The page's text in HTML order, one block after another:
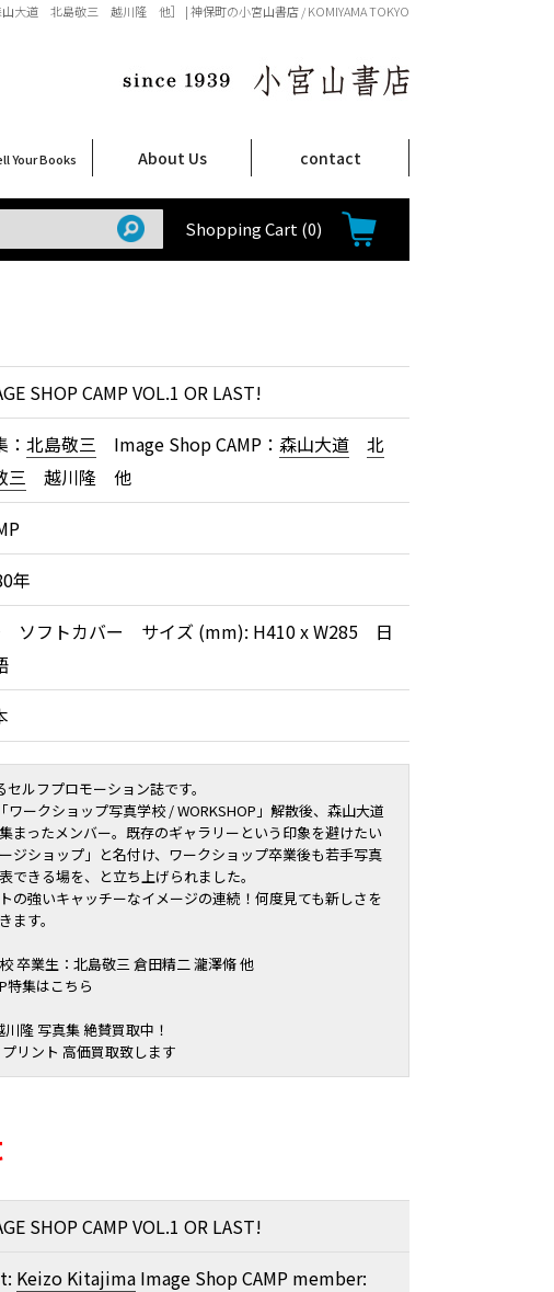
山大道 北島敬三 越川隆 他］ | 神保町の小宮山書店 / KOMIYAMA TOKYO
Your Books
グ
フォーム
本の買取
買取
について
について
について
質問
About Us
店舗案内
Shop Infomation
ご注文について
How to Order
特定商取引法に関する表示
プライバシーポリシー
contact
Shopping Cart (0)
SHOP CAMP VOL.1 OR LAST!
北島敬三 Image Shop CAMP： 森山大道
北
三 越川隆 他
年
ソフトカバー サイズ (mm): H410 x W285 日
ルフプロモーション誌です。
ワークショップ写真学校 / WORKSHOP 」解散後、 森山大道
まったメンバー。既存のギャラリーという印象を避けたい
ジショップ」と名付け、ワークショップ卒業後も若手写真
できる場を、と立ち上げられました。
の強いキャッチーなイメージの連続！何度見ても新しさを
ます。
卒業生： 北島敬三倉田精二瀧澤脩 他
特集はこちら
隆 写真集 絶賛買取中！
リント 高価買取致します
SHOP CAMP VOL.1 OR LAST!
Keizo KitajimaImage Shop CAMP member: